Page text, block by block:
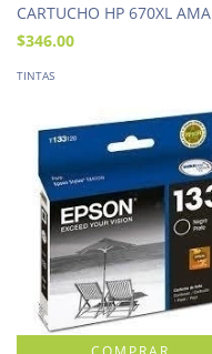
CARTUCHO HP 670XL AMA
$346.00
TINTAS